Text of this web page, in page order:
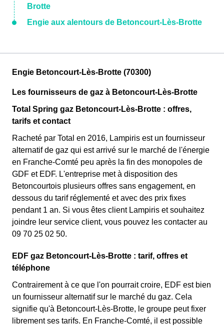
Brotte
Engie aux alentours de Betoncourt-Lès-Brotte
Engie Betoncourt-Lès-Brotte (70300)
Les fournisseurs de gaz à Betoncourt-Lès-Brotte
Total Spring gaz Betoncourt-Lès-Brotte : offres,
tarifs et contact
Racheté par Total en 2016, Lampiris est un fournisseur
alternatif de gaz qui est arrivé sur le marché de l'énergie
en Franche-Comté peu après la fin des monopoles de
GDF et EDF. L'entreprise met à disposition des
Betoncourtois plusieurs offres sans engagement, en
dessous du tarif réglementé et avec des prix fixes
pendant 1 an. Si vous êtes client Lampiris et souhaitez
joindre leur service client, vous pouvez les contacter au
09 70 25 02 50.
EDF gaz Betoncourt-Lès-Brotte : tarif, offres et
téléphone
Contrairement à ce que l'on pourrait croire, EDF est bien
un fournisseur alternatif sur le marché du gaz. Cela
signifie qu'à Betoncourt-Lès-Brotte, le groupe peut fixer
librement ses tarifs. En Franche-Comté, il est possible